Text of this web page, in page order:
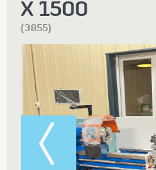
X 1500
(3855)